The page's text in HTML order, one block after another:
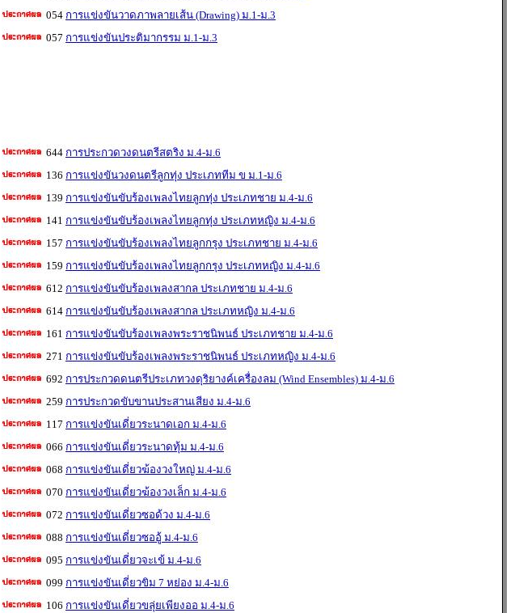
054 การแข่งขันวาดภาพลายเส้น (Drawing) ม.1-ม.3
057 การแข่งขันประติมากรรม ม.1-ม.3
644 การประกวดวงดนตรีสตริง ม.4-ม.6
136 การแข่งขันวงดนตรีลูกทุ่ง ประเภททีม ข ม.1-ม.6
139 การแข่งขันขับร้องเพลงไทยลูกทุ่ง ประเภทชาย ม.4-ม.6
141 การแข่งขันขับร้องเพลงไทยลูกทุ่ง ประเภทหญิง ม.4-ม.6
157 การแข่งขันขับร้องเพลงไทยลูกกรุง ประเภทชาย ม.4-ม.6
159 การแข่งขันขับร้องเพลงไทยลูกกรุง ประเภทหญิง ม.4-ม.6
612 การแข่งขันขับร้องเพลงสากล ประเภทชาย ม.4-ม.6
614 การแข่งขันขับร้องเพลงสากล ประเภทหญิง ม.4-ม.6
161 การแข่งขันขับร้องเพลงพระราชนิพนธ์ ประเภทชาย ม.4-ม.6
271 การแข่งขันขับร้องเพลงพระราชนิพนธ์ ประเภทหญิง ม.4-ม.6
692 การประกวดดนตรีประเภทวงดุริยางค์เครื่องลม (Wind Ensembles) ม.4-ม.6
259 การประกวดขับขานประสานเสียง ม.4-ม.6
117 การแข่งขันเดี่ยวระนาดเอก ม.4-ม.6
066 การแข่งขันเดี่ยวระนาดทุ้ม ม.4-ม.6
068 การแข่งขันเดี่ยวฆ้องวงใหญ่ ม.4-ม.6
070 การแข่งขันเดี่ยวฆ้องวงเล็ก ม.4-ม.6
072 การแข่งขันเดี่ยวซอด้วง ม.4-ม.6
088 การแข่งขันเดี่ยวซออู้ ม.4-ม.6
095 การแข่งขันเดี่ยวจะเข้ ม.4-ม.6
099 การแข่งขันเดี่ยวขิม 7 หย่อง ม.4-ม.6
106 การแข่งขันเดี่ยวขลุ่ยเพียงออ ม.4-ม.6